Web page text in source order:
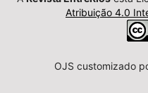
Atribuição 4.0
OJS customizado